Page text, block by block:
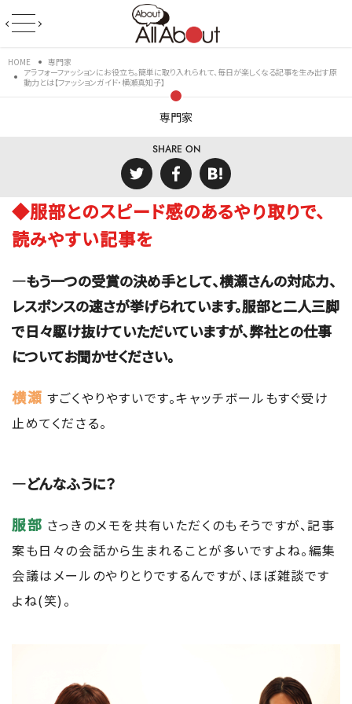
HOME
専門家
アラフォーファッションにお役立ち。簡単に取り入れられて、毎日が楽しくなる記事を生み出す原
動力とは【ファッションガイド・横瀬真知子】
専門家
SHARE ON
◆服部とのスピード感のあるやり取りで、
読みやすい記事を
―もう一つの受賞の決め手として、横瀬さんの対応力、
レスポンスの速さが挙げられています。服部と二人三脚
で日々駆け抜けていただいていますが、弊社との仕事
についてお聞かせください。
横瀬 すごくやりやすいです。キャッチボールもすぐ受け
止めてくださる。
―どんなふうに？
服部 さっきのメモを共有いただくのもそうですが、記事
案も日々の会話から生まれることが多いですよね。編集
会議はメールのやりとりでするんですが、ほぼ雑談です
よね(笑)。